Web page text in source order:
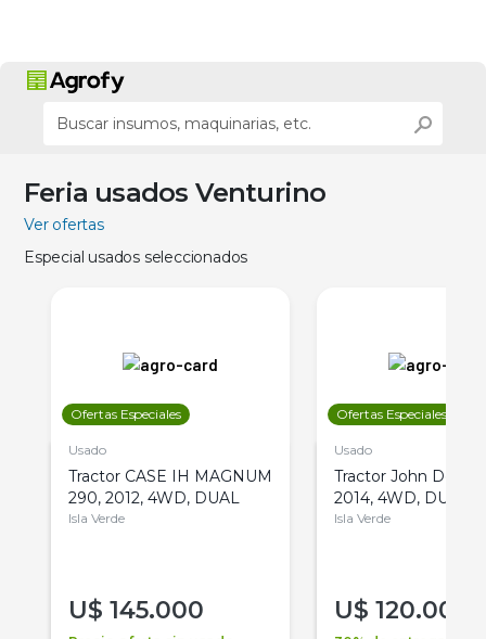
Feria usados Venturino
Ver ofertas
Especial usados seleccionados
Ofertas Especiales
Usado
Tractor CASE IH MAGNUM
290, 2012, 4WD, DUAL
Isla Verde
U$ 145.000
Ofertas Especiales
Usado
Tractor John Deere
2014, 4WD, DUAL
Isla Verde
U$ 120.000